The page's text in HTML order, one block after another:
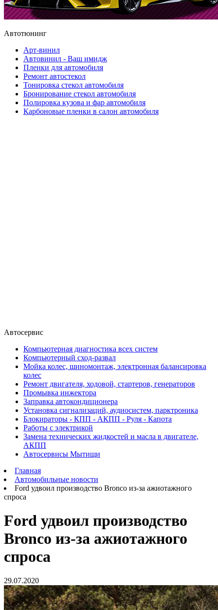
Автотюнинг
Арт-винил
Автовинил - Ваш имидж
Пленки для автомобиля
Ремонт автостекол
Тонировка стекол автомобиля
Бронирование стекол автомобиля
Полировка кузова и фар автомобиля
Карбоновые пленки в салон автомобиля
Автосервис
Компьютерная диагностика всех систем
Компьютерный сход-развал
Мойка колес, шиномонтаж, электронная балансировка
колес
Ремонт двигателя, ходовой, стартеров, генераторов
Промывка инжектора
Заправка автокондиционера
Установка сигнализаций, аудиосистем, парктроника
Блокираторы - КПП - АКПП - Руля - Капота
Работы с электрикой
Замена технических жидкостей и масла в двигателе,
АКПП
Автосервисы Мытищи
Главная
Автомобильные новости
Ford удвоил производство Bronco из-за ажиотажного
спроса
Ford удвоил производство
Bronco из-за ажиотажного
спроса
29.07.2020